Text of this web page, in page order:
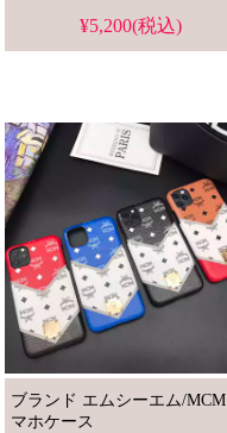
¥5,200(税込)
ブランド エムシーエム/MCM ス
マホケース